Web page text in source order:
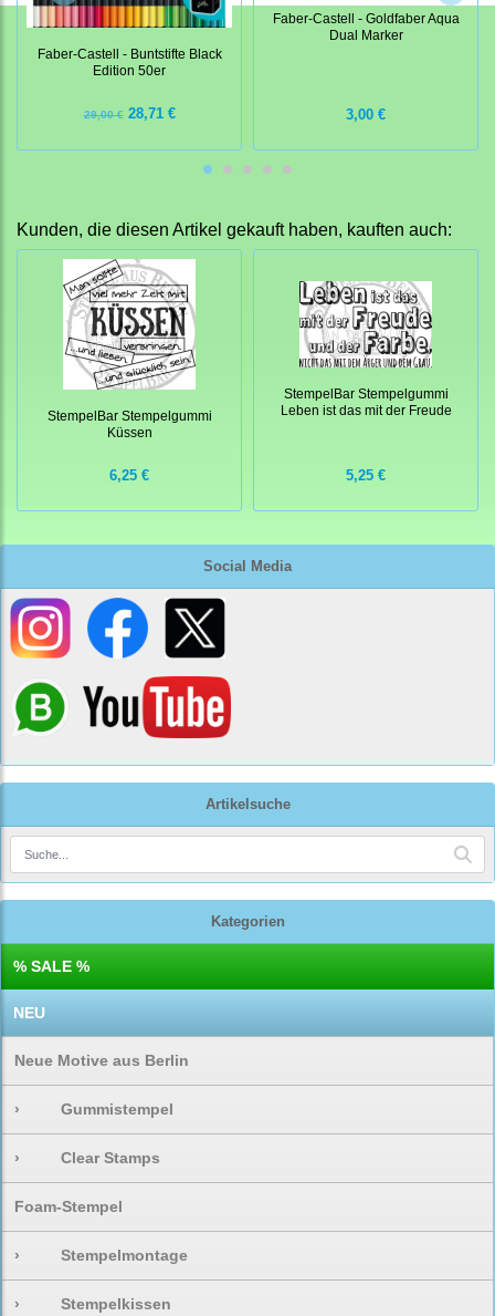
Social Media
Artikelsuche
Kategorien
% SALE %
NEU
Neue Motive aus Berlin
› Gummistempel
› Clear Stamps
Foam-Stempel
› Stempelmontage
› Stempelkissen
Faber-Castell - Buntstifte Black
Edition 50er
29,00 €28,71 €
Faber-Castell - Goldfaber Aqua
Dual Marker
3,00 €
Kunden, die diesen Artikel gekauft haben, kauften auch:
StempelBar Stempelgummi
Küssen
6,25 €
StempelBar Stempelgummi
Leben ist das mit der Freude
5,25 €